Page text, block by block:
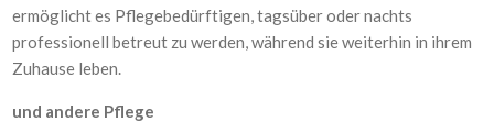
ermöglicht es Pflegebedürftigen, tagsüber oder nachts
professionell betreut zu werden, während sie weiterhin in ihrem
Zuhause leben.
und andere Pflege